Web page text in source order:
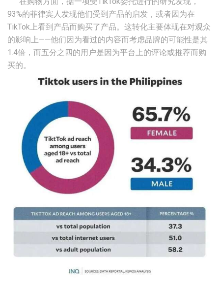
93%的菲律宾人发现他们受到产品的启发，或者因为在
TikTok上看到产品而购买了产品。这转化主要体现在对观众
的影响上——他们因为看过的内容而考虑品牌的可能性是其
1.4倍，而五分之四的用户是因为平台上的评论或推荐而购
买的。